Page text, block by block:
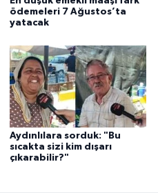
ödemeleri 7 Ağustos’ta
yatacak
Aydınlılara sorduk: "Bu
sıcakta sizi kim dışarı
çıkarabilir?"